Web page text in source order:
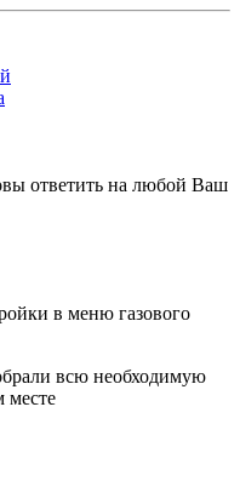
ответить на любой Ваш
в меню газового
всю необходимую
месте